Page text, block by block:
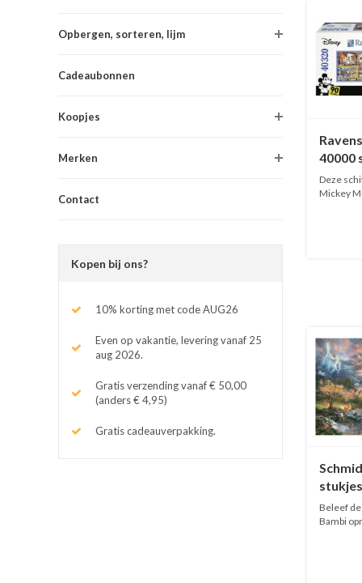
Opbergen, sorteren, lijm
Cadeaubonnen
Koopjes
Merken
Contact
Kopen bij ons?
10% korting met code AUG26
Even op vakantie, levering vanaf 25
aug 2026.
Gratis verzending vanaf € 50,00
(anders € 4,95)
Gratis cadeauverpakking.
40000
Mouse
Deze
Mickey
stukjes
Beleef
Bambi